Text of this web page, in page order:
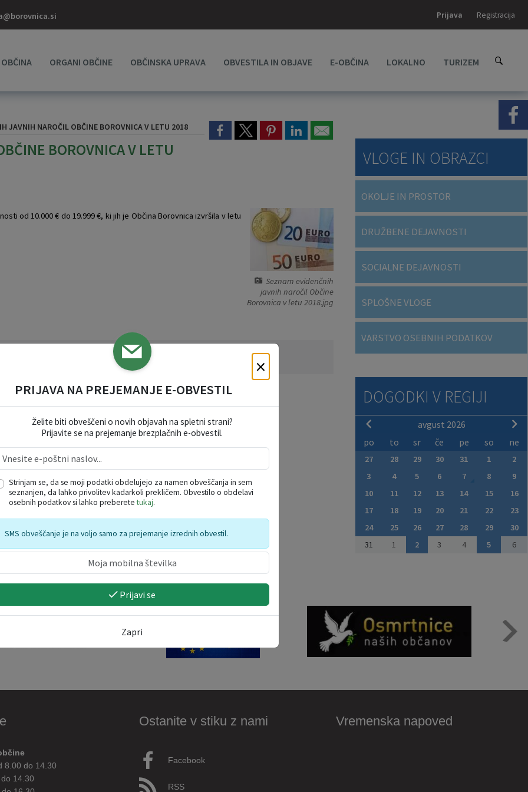
Prijava Registracija
OBČINA ORGANI OBČINE OBČINSKA UPRAVA OBVESTILA IN OBJAVE E-OBČINA LOKALNO TURIZEM
JAVNIH NAROČIL OBČINE BOROVNICA V LETU 2018
BOROVNICA V LETU
Seznam evidenčnih
javnih naročil Občine
Borovnica v letu 2018.jpg
od 10.000 € do 19.999 €, ki jih je Občina Borovnica izvršila v letu
VLOGE IN OBRAZCI
OKOLJE IN PROSTOR
DRUŽBENE DEJAVNOSTI
SOCIALNE DEJAVNOSTI
SPLOŠNE VLOGE
VARSTVO OSEBNIH PODATKOV
DOGODKI V REGIJI
avgust 2026
po
to sr če pe so ne
27 28 29 30 31 1
2
3
4 5 6 7 8
9
10
11 12 13 14 15
16
17
18 19 20 21 22
23
24
25 26 27 28 29
30
31
1 2 3 4 5 6
8.00 do 14.30
14.30
Ostanite v stiku z nami
Facebook
RSS
Vremenska napoved
×
PRIJAVA NA PREJEMANJE E-OBVESTIL
Želite biti obveščeni o novih objavah na spletni strani?
Prijavite se na prejemanje brezplačnih e-obvestil.
Strinjam se, da se moji podatki obdelujejo za namen obveščanja in sem
seznanjen, da lahko privolitev kadarkoli prekličem. Obvestilo o obdelavi
osebnih podatkov si lahko preberetetukaj.
SMS obveščanje je na voljo samo za prejemanje izrednih obvestil.
Prijavi se
Zapri